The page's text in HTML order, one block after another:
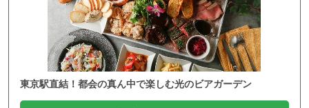
東京駅直結！都会の真ん中で楽しむ光のビアガーデン